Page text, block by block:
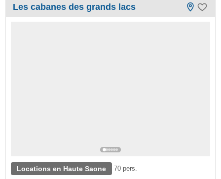
Les cabanes des grands lacs
Locations en Haute Saone 70 pers.